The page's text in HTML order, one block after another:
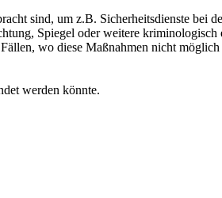
sind, um z.B. Sicherheitsdienste bei
Spiegel oder weitere
wo diese Maßnahmen nicht
werden könnte.